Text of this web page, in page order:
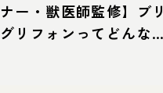
ナー・獣医師監修】ブリ
リフォンってどんな
特徴・育て方・迎え方